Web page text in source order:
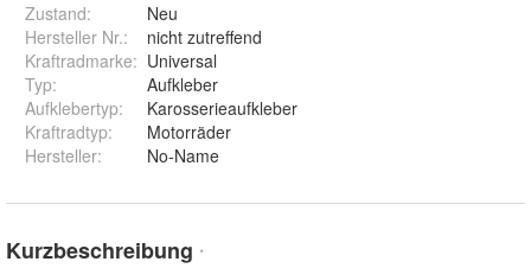
Zustand:
Neu
Hersteller Nr.:
nicht zutreffend
Kraftradmarke: Universal
Typ:
Aufkleber
Aufklebertyp:
Karosserieaufkleber
Kraftradtyp:
Motorräder
Hersteller: No-Name
Kurzbeschreibung *